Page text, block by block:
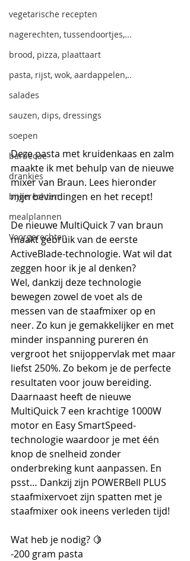
vegetarische recepten
nagerechten, tussendoortjes,...
brood, pizza, plaattaart
pasta, rijst, wok, aardappelen,..
salades
sauzen, dips, dressings
soepen
barbecue
drankjes
bijgerechten
mealplannen
Voorgerechten
Deze pasta met kruidenkaas en zalm
maakte ik met behulp van de nieuwe
mixer van Braun. Lees hieronder
mijn bevindingen en het recept!
De nieuwe MultiQuick 7 van braun
maakt gebruik van de eerste
ActiveBlade-technologie. Wat wil dat
zeggen hoor ik je al denken?
Wel, dankzij deze technologie
bewegen zowel de voet als de
messen van de staafmixer op en
neer. Zo kun je gemakkelijker en met
minder inspanning pureren én
vergroot het snijoppervlak met maar
liefst 250%. Zo bekom je de perfecte
resultaten voor jouw bereiding.
Daarnaast heeft de nieuwe
MultiQuick 7 een krachtige 1000W
motor en Easy SmartSpeed-
technologie waardoor je met één
knop de snelheid zonder
onderbreking kunt aanpassen. En
psst… Dankzij zijn POWERBell PLUS
staafmixervoet zijn spatten met je
staafmixer ook ineens verleden tijd!
Wat heb je nodig? 🍋
-200 gram pasta